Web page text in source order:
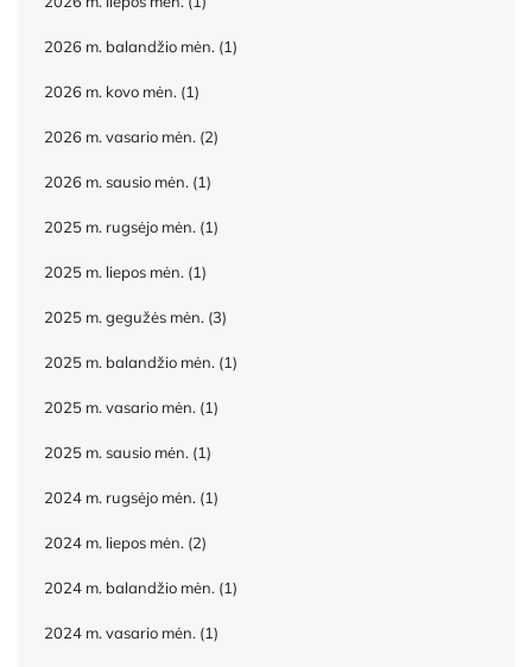
2026 m. balandžio mėn. (1)
2026 m. kovo mėn. (1)
2026 m. vasario mėn. (2)
2026 m. sausio mėn. (1)
2025 m. rugsėjo mėn. (1)
2025 m. liepos mėn. (1)
2025 m. gegužės mėn. (3)
2025 m. balandžio mėn. (1)
2025 m. vasario mėn. (1)
2025 m. sausio mėn. (1)
2024 m. rugsėjo mėn. (1)
2024 m. liepos mėn. (2)
2024 m. balandžio mėn. (1)
2024 m. vasario mėn. (1)